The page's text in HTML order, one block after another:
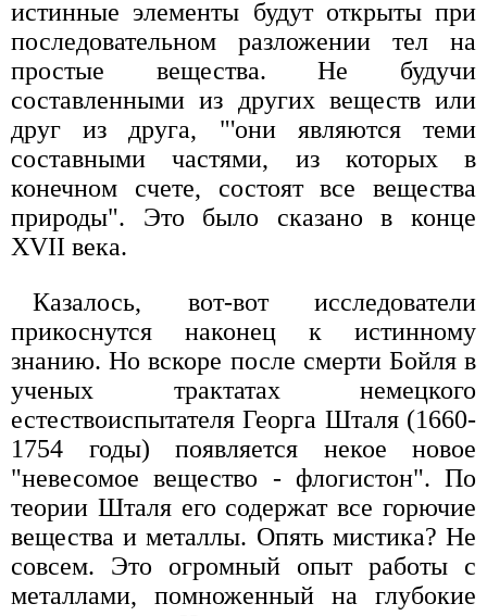
истинные элементы будут открыты при
последовательном разложении тел на
простые вещества. Не будучи
составленными из других веществ или
друг из друга, "'они являются теми
составными частями, из которых в
конечном счете, состоят все вещества
природы". Это было сказано в конце
XVII века.
Казалось, вот-вот исследователи
прикоснутся наконец к истинному
знанию. Но вскоре после смерти Бойля в
ученых трактатах немецкого
естествоиспытателя Георга Шталя (1660-
1754 годы) появляется некое новое
"невесомое вещество - флогистон". По
теории Шталя его содержат все горючие
вещества и металлы. Опять мистика? Не
совсем. Это огромный опыт работы с
металлами, помноженный на глубокие